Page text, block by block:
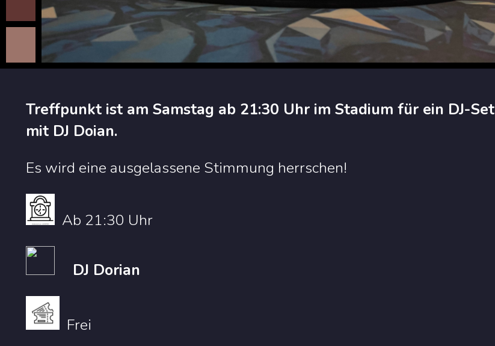
Treffpunkt ist am Samstag ab 21:30 Uhr im Stadium für ein DJ-Set
mit DJ Doian.
Es wird eine ausgelassene Stimmung herrschen!
Ab 21:30 Uhr
DJ Dorian
Frei